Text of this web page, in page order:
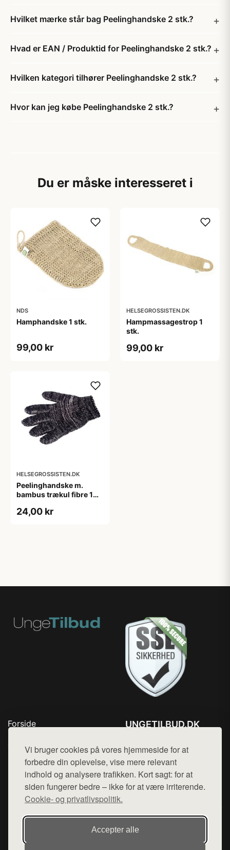
Vi bruger cookies på vores hjemmeside for at
forbedre din oplevelse, vise mere relevant
indhold og analysere trafikken. Kort sagt: for at
siden fungerer bedre – ikke for at være irriterende.
Cookie- og privatlivspolitik.
Accepter alle
Hvilket mærke står bag Peelinghandske 2 stk.?
Hvad er EAN / Produktid for Peelinghandske 2 stk.?
Hvilken kategori tilhører Peelinghandske 2 stk.?
Hvor kan jeg købe Peelinghandske 2 stk.?
Du er måske interesseret i
NDS
Hamphandske 1 stk.
99,00 kr
HELSEGROSSISTEN.DK
Hampmassagestrop 1
stk.
99,00 kr
HELSEGROSSISTEN.DK
Peelinghandske m.
bambus trækul fibre 1
24,00 kr
Forside
Top Rabatter
Blog
Kontakt
UNGETILBUD.DK
Mail: hej@want.dk
Cookie- og privatlivspolitik
Denne side er en del af want.dk, der udgiver en række
hjemmesider med præsentation af forskellige produkter fra